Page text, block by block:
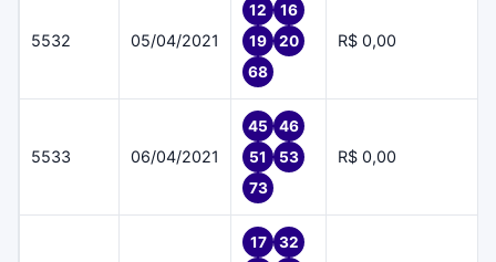
5532 05/04/2021
12
16
19
20
68
R$ 0,00
5533 06/04/2021
45
46
51
53
73
R$ 0,00
17
32